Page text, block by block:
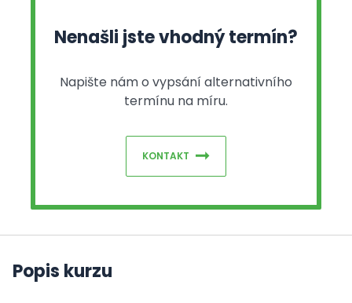
Nenašli jste vhodný termín?
Napište nám o vypsání alternativního
termínu na míru.
KONTAKT
Popis kurzu